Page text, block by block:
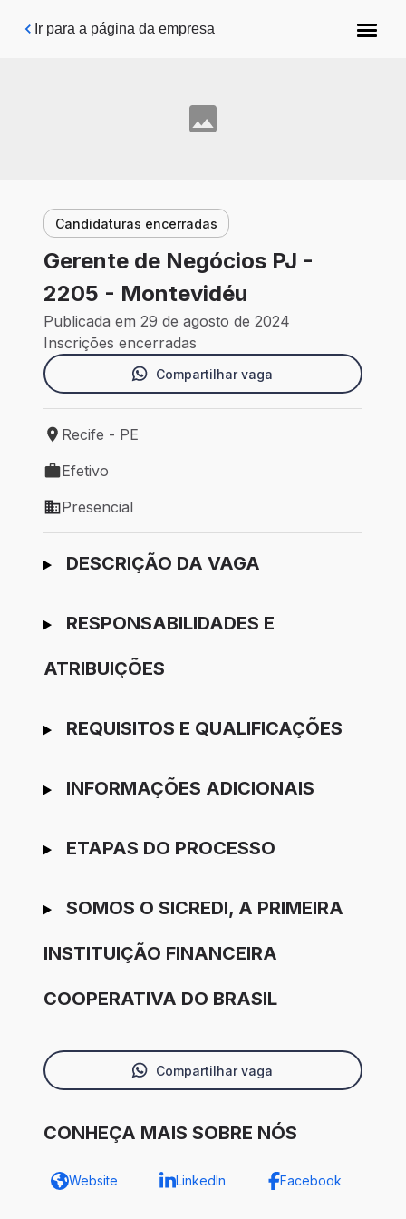
Pular para o conteúdo principal
Ir para a página da empresa
Candidaturas encerradas
Gerente de Negócios PJ -
2205 - Montevidéu
Publicada em 29 de agosto de 2024
Inscrições encerradas
Compartilhar vaga
Local de trabalho: Recife - PE
Recife - PE
Tipo de vaga: Efetivo
Efetivo
Modelo de trabalho: Presencial
Presencial
Ir para candidatura
DESCRIÇÃO DA VAGA
RESPONSABILIDADES E
ATRIBUIÇÕES
REQUISITOS E QUALIFICAÇÕES
INFORMAÇÕES ADICIONAIS
ETAPAS DO PROCESSO
SOMOS O SICREDI, A PRIMEIRA
INSTITUIÇÃO FINANCEIRA
COOPERATIVA DO BRASIL
Compartilhar vaga
CONHEÇA MAIS SOBRE NÓS
Website LinkedIn Facebook